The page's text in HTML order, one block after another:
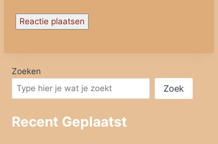
Zoeken
Zoek
Recent Geplaatst